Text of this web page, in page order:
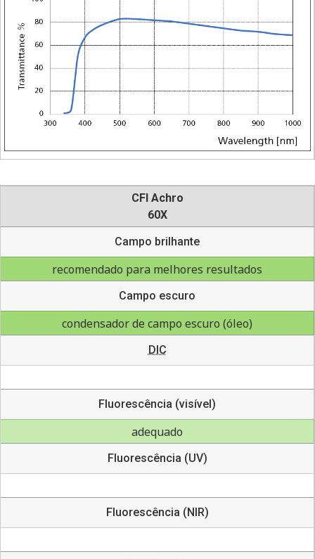
CFI Achro
60X
Campo brilhante
recomendado para melhores resultados
Campo escuro
condensador de campo escuro (óleo)
DIC
Fluorescência (visível)
adequado
Fluorescência (UV)
Fluorescência (NIR)